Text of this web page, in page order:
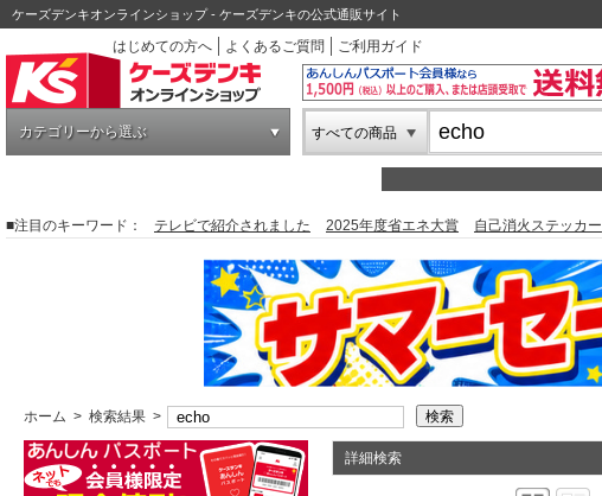
ケーズデンキオンラインショップ - ケーズデンキの公式通販サイト
はじめての方へ
よくあるご質問 ご利用ガイド
カテゴリーから選ぶ すべての商品
■注目のキーワード： テレビで紹介されました 2025年度省エネ大賞 自己消火ステッカー
ホーム > 検索結果 >
詳細検索